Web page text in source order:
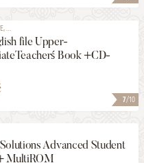
7/10
...
file Upper-
Book +CD-
Advanced Student
MultiROM